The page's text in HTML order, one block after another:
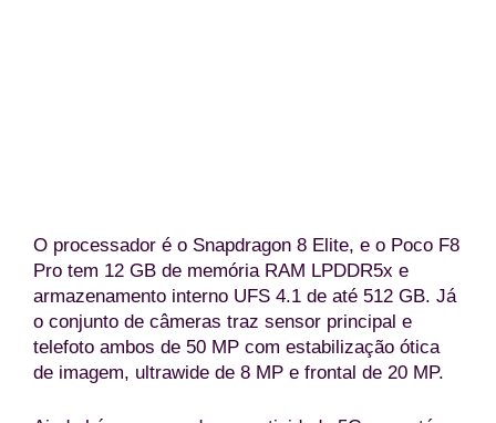
O processador é o Snapdragon 8 Elite, e o Poco F8
Pro tem 12 GB de memória RAM LPDDR5x e
armazenamento interno UFS 4.1 de até 512 GB. Já
o conjunto de câmeras traz sensor principal e
telefoto ambos de 50 MP com estabilização ótica
de imagem, ultrawide de 8 MP e frontal de 20 MP.